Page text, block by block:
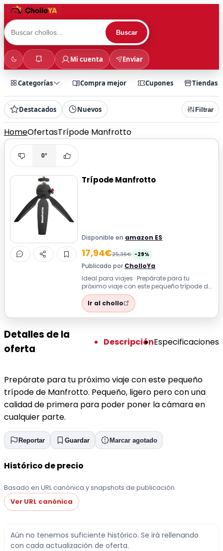
Buscar
Mi cuenta Enviar
Categorías Compra mejor Cupones Tiendas
Destacados Nuevos Filtrar
HomeOfertasTrípode Manfrotto
0°
Trípode Manfrotto
Disponible en amazon ES
17,94€25,36€ -29%
Publicado por CholloYa
Ideal para viajes · Prepárate para tu
próximo viaje con este pequeño trípode de
Manfrotto. Pequeño, ligero pero con u...
Ir al chollo
Detalles de la
oferta
DescripciónEspecificaciones
Prepárate para tu próximo viaje con este pequeño
trípode de Manfrotto. Pequeño, ligero pero con una
calidad de primera para poder poner la cámara en
cualquier parte.
Reportar Guardar Marcar agotado
Histórico de precio
Basado en URL canónica y snapshots de publicación.
Ver URL canónica
Aún no tenemos suficiente histórico. Se irá rellenando
con cada actualización de oferta.